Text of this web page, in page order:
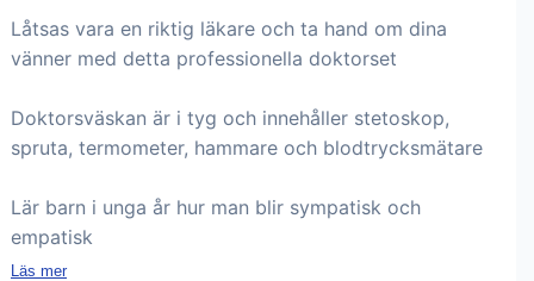
Låtsas vara en riktig läkare och ta hand om dina
vänner med detta professionella doktorset
Doktorsväskan är i tyg och innehåller stetoskop,
spruta, termometer, hammare och blodtrycksmätare
Lär barn i unga år hur man blir sympatisk och
empatisk
Läs mer